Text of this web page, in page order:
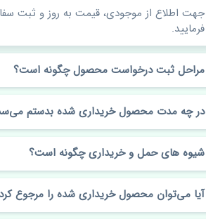
جهت اطلاع از موجودی، قیمت به روز و ثبت
فرمایید.
مراحل ثبت درخواست محصول چگونه است؟
در چه مدت محصول خریداری شده بدستم
شیوه های حمل و خریداری چگونه است؟
آیا می‌توان محصول خریداری شده را مرجوع